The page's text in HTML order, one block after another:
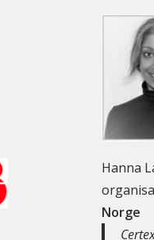
Hanna
Norge